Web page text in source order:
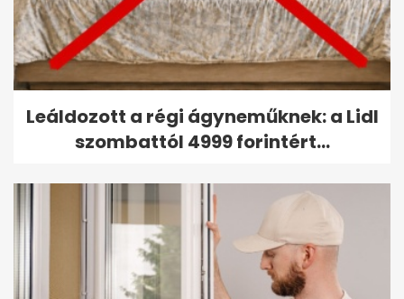
Leáldozott a régi ágyneműknek: a Lidl
szombattól 4999 forintért...